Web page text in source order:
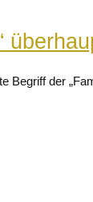
Begriff der